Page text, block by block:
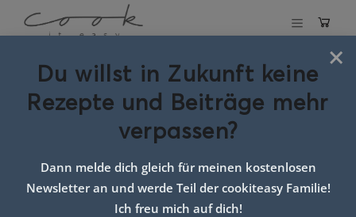
Gemüsepfanne mit Pesto
und Sprossen
×
Du willst in Zukunft keine
Rezepte und Beiträge mehr
verpassen?
Dann melde dich gleich für meinen kostenlosen
Newsletter an und werde Teil der cookiteasy Familie!
Ich freu mich auf dich!